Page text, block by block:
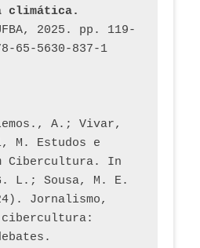
climática.
2025. pp. 119-
65-5630-837-1
A.; Vivar,
M. Estudos e
Cibercultura. In
L.; Sousa, M. E.
Jornalismo,